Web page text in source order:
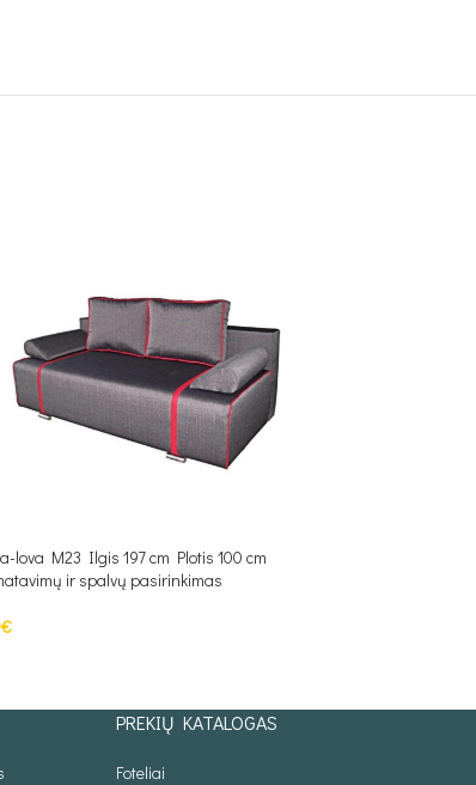
lova M23 Ilgis 197 cm Plotis 100 cm
ir spalvų pasirinkimas
€
PREKIŲ KATALOGAS
Foteliai